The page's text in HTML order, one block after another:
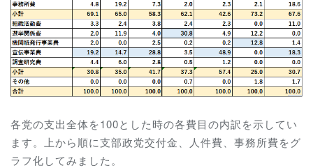
各党の支出全体を100とした時の各費目の内訳を示してい
ます。上から順に支部政党交付金、人件費、事務所費をグ
ラフ化してみました。